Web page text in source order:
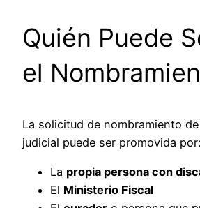
Quién Puede
el
La solicitud de nombramiento
judicial puede ser promovida por:
La propia persona con
El Ministerio Fiscal